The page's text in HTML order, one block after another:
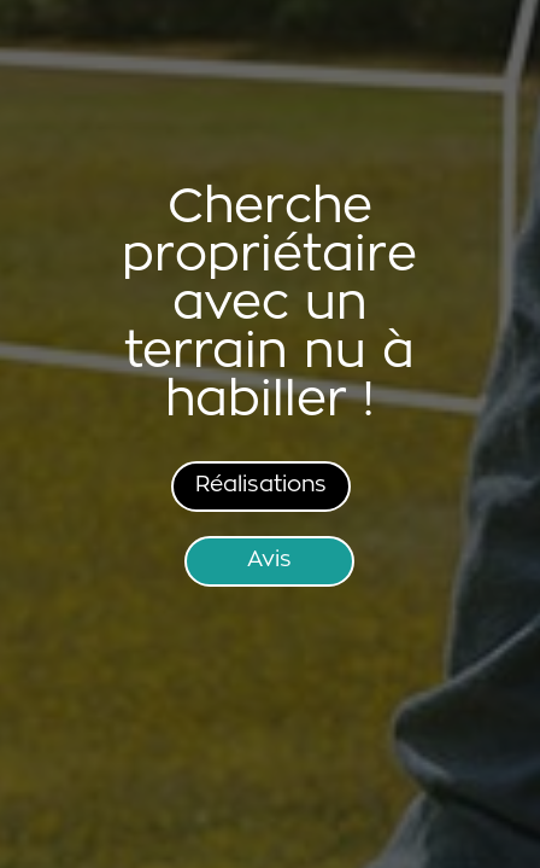
Cherche
propriétaire
avec un
terrain nu à
habiller !
Réalisations
Avis